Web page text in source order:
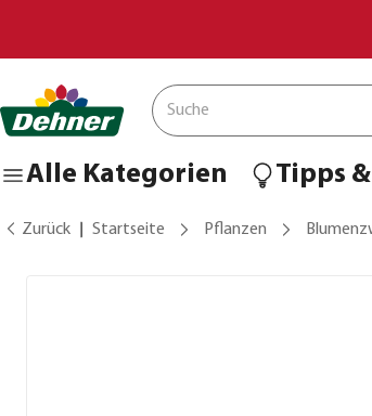
Alle Kategorien Tipps
Zurück Startseite Pflanzen